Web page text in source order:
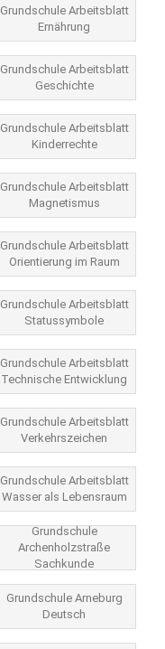
Grundschule Arbeitsblatt
Ernährung
Grundschule Arbeitsblatt
Geschichte
Grundschule Arbeitsblatt
Kinderrechte
Grundschule Arbeitsblatt
Magnetismus
Grundschule Arbeitsblatt
Orientierung im Raum
Grundschule Arbeitsblatt
Statussymbole
Grundschule Arbeitsblatt
Technische Entwicklung
Grundschule Arbeitsblatt
Verkehrszeichen
Grundschule Arbeitsblatt
Wasser als Lebensraum
Grundschule
Archenholzstraße
Sachkunde
Grundschule Arneburg
Deutsch